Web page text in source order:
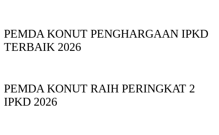
PEMDA KONUT PENGHARGAAN IPKD
TERBAIK 2026
PEMDA KONUT RAIH PERINGKAT 2
IPKD 2026